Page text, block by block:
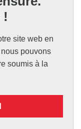
!
site web en
pouvons
soumis à la